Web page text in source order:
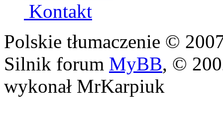
Kontakt
Polskie tłumaczenie ©
Silnik forum MyBB, ©
wykonał MrKarpiuk